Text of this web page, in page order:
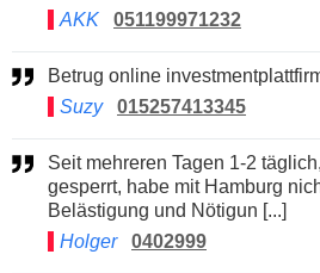
AKK
051199971232
Betrug online
Suzy
015257413345
Seit mehreren Tagen 1-2 täglich, bereits ab 2 Anruf
gesperrt, habe mit Hamburg
Belästigung und Nötigun [...]
Holger
0402999